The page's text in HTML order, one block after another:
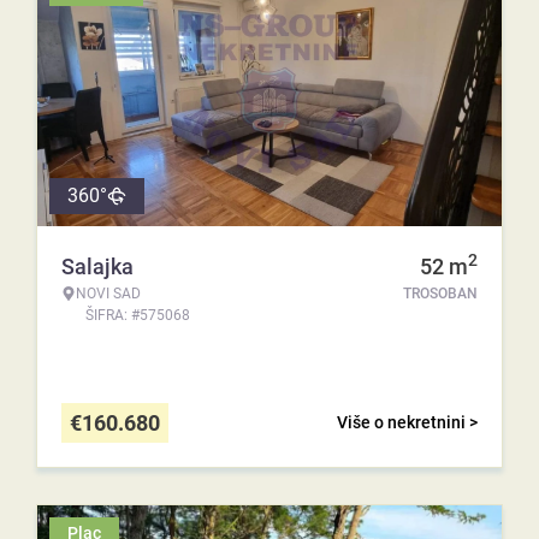
360°
Salajka
NOVI SAD
ŠIFRA: #575068
52 m2
TROSOBAN
Više o nekretnini >
€160.680
Plac